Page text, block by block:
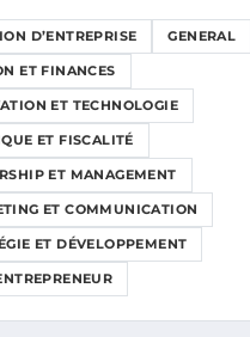
D’ENTREPRISE GENERAL
ET FINANCES
ET TECHNOLOGIE
ET FISCALITÉ
ET MANAGEMENT
ET COMMUNICATION
ET DÉVELOPPEMENT